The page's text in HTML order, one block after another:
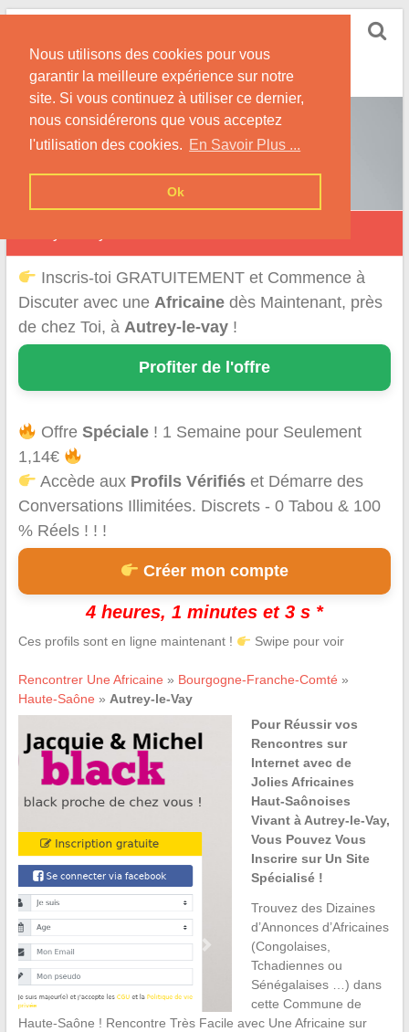
Nous utilisons des cookies pour vous
garantir la meilleure expérience sur notre
site. Si vous continuez à utiliser ce dernier,
nous considérerons que vous acceptez
l'utilisation des cookies. En Savoir Plus ...
Ok
Skip
content
Conseils et Infos pour la Rencontre d'une Belle
Africaine !
Inscris-toi GRATUITEMENT et Commence à
Discuter avec une Africainedès Maintenant, près
de chez Toi, à Autrey-le-vay!
Profiter de l'offre
OffreSpéciale ! 1 Semaine pour Seulement
1,14€
Accède aux Profils Vérifiés et Démarre des
Conversations Illimitées. Discrets - 0 Tabou & 100
% Réels ! ! !
Créer mon compte
4 heures, 1 minutes et 3 s *
Ces profils sont en ligne maintenant ! Swipe pour voir
Rencontrer Une Africaine » Bourgogne-Franche-Comté »
Haute-Saône » Autrey-le-Vay
Pour Réussir vos
Rencontres sur
Internet avec de
Jolies Africaines
Haut-Saônoises
Vivant à Autrey-le-Vay,
Vous Pouvez Vous
Inscrire sur Un Site
Spécialisé !
Trouvez des Dizaines
d’Annonces d’Africaines
(Congolaises,
Tchadiennes ou
Sénégalaises …) dans
cette Commune de
Haute-Saône ! Rencontre Très Facile avec Une Africaine sur